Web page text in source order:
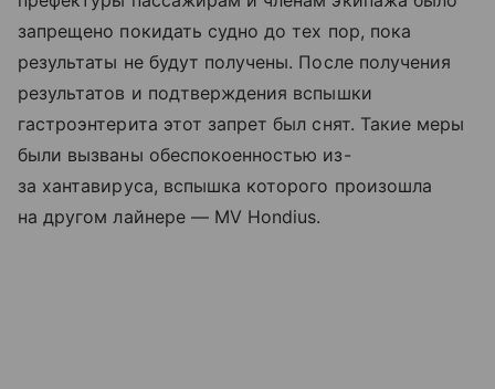
запрещено покидать судно до тех пор, пока
результаты не будут получены. После получения
результатов и подтверждения вспышки
гастроэнтерита этот запрет был снят. Такие меры
были вызваны обеспокоенностью из-
за хантавируса, вспышка которого произошла
на другом лайнере — MV Hondius.